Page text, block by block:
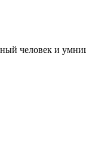
человек и